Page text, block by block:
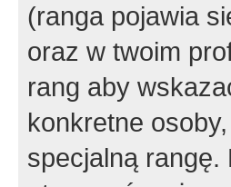
(ranga pojawia
oraz w twoim
rang aby
konkretne
specjalną